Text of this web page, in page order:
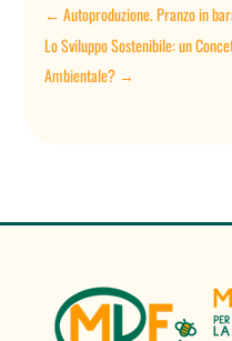
←Autoproduzione. Pranzo in
Lo Sviluppo Sostenibile: un
Ambientale? →